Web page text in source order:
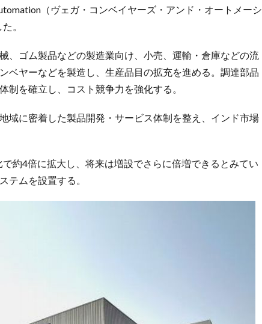
（ヴェガ・コンベイヤーズ・アンド・オートメーシ
。
、ゴム製品などの製造業向け、小売、運輸・倉庫などの流
ベヤーなどを製造し、生産品目の拡充を進める。調達部品
制を確立し、コスト競争力を強化する。
域に密着した製品開発・サービス体制を整え、インド市場
約4倍に拡大し、将来は増設でさらに倍増できるとみてい
テムを設置する。